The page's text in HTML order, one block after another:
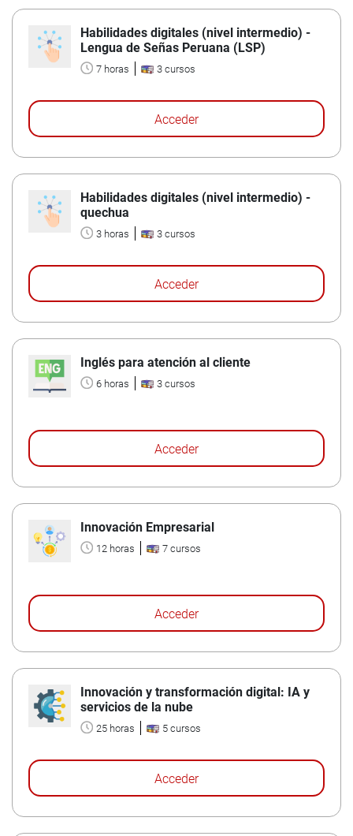
Habilidades digitales (nivel intermedio) -
Lengua de Señas Peruana (LSP)
7 horas 3 cursos
Acceder
Habilidades digitales (nivel intermedio) -
quechua
3 horas 3 cursos
Acceder
Inglés para atención al cliente
6 horas 3 cursos
Acceder
Innovación Empresarial
12 horas 7 cursos
Acceder
Innovación y transformación digital: IA y
servicios de la nube
25 horas 5 cursos
Acceder